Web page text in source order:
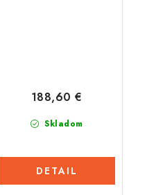
Skladom
188,60 €
DETAIL